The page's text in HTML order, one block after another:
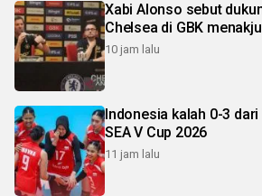
Xabi Alonso sebut
Chelsea di GBK
10 jam lalu
Indonesia kalah 0-3
SEA V Cup 2026
11 jam lalu